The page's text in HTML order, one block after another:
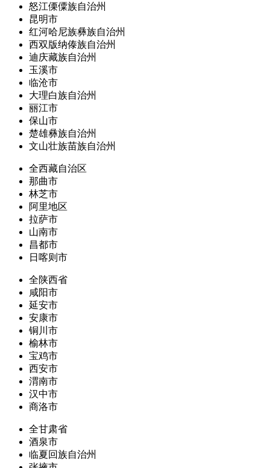
怒江傈僳族自治州
昆明市
红河哈尼族彝族自治州
西双版纳傣族自治州
迪庆藏族自治州
玉溪市
临沧市
大理白族自治州
丽江市
保山市
楚雄彝族自治州
文山壮族苗族自治州
全西藏自治区
那曲市
林芝市
阿里地区
拉萨市
山南市
昌都市
日喀则市
全陕西省
咸阳市
延安市
安康市
铜川市
榆林市
宝鸡市
西安市
渭南市
汉中市
商洛市
全甘肃省
酒泉市
临夏回族自治州